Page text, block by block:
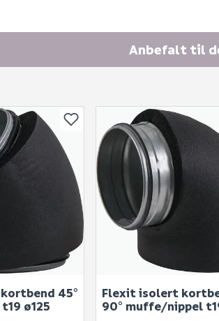
Anbefalt til
45°
ø125
Flexit isolert
90° muffe/nippel